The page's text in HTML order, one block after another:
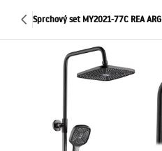
Sprchový set MY2021-77C REA